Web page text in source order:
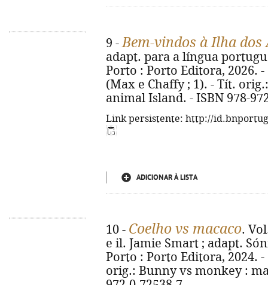
9 -Bem-vindos à Ilha
adapt. para a língua
Porto : Porto Editora, 2026.
(Max e Chaffy ; 1). - Tít.
animal Island. - ISBN 978-
Link persistente: http://
ADICIONAR À LISTA
10 - Coelho vs macaco.
e il. Jamie Smart ; adapt.
Porto : Porto Editora, 2024.
orig.: Bunny vs monkey :